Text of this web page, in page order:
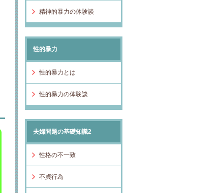
精神的暴力の体験談
性的暴力
性的暴力とは
性的暴力の体験談
夫婦問題の基礎知識2
性格の不一致
不貞行為